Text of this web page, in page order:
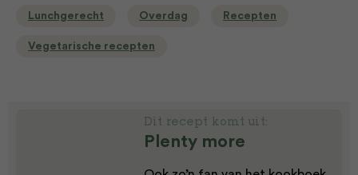
Lunchgerecht Overdag Recepten
Vegetarische recepten
Dit recept komt uit:
Plenty more